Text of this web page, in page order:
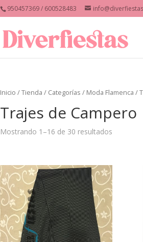
950457369 / 600528483
Inicio /Tienda / Categorías / Moda Flamenca /
Trajes de Campero
Mostrando 1–16 de 30 resultados